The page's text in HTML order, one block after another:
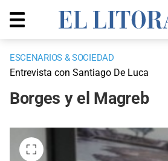
ESCENARIOS & SOCIEDAD
Entrevista con Santiago De Luca
Borges y el Magreb